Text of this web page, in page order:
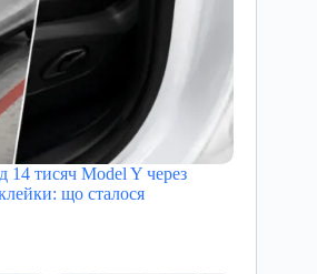
14 тисяч Model Y через
що сталося